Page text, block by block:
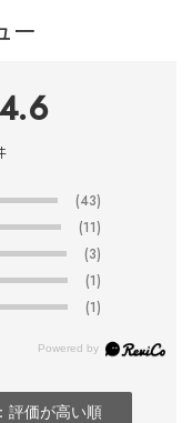
ー
(43)
(11)
(3)
(1)
(1)
評価が高い順